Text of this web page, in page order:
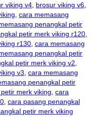
viking v4, brosur viking v6,
, cara memasang
penangkal petir
petir merk viking r120,
r130, cara memasang
penangkal petir
petir merk viking v2,
v3, cara memasang
penangkal petir
merk viking, cara
, cara pasang penangkal
petir merk viking